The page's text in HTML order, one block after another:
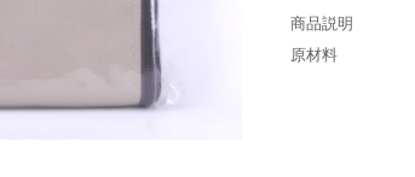
商品説明
原材料